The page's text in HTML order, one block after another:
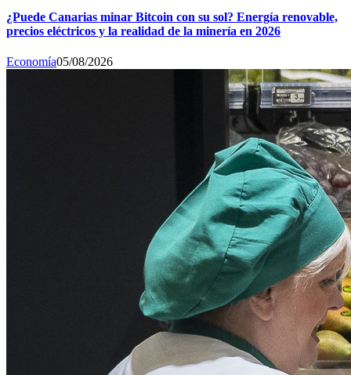
¿Puede Canarias minar Bitcoin con su sol? Energía renovable,
precios eléctricos y la realidad de la minería en 2026
Economía05/08/2026